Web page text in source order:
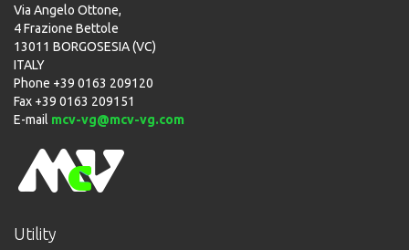
Via Angelo Ottone,
4 Frazione Bettole
13011 BORGOSESIA (VC)
ITALY
Phone +39 0163 209120
Fax +39 0163 209151
E-mail mcv-vg@mcv-vg.com
Utility